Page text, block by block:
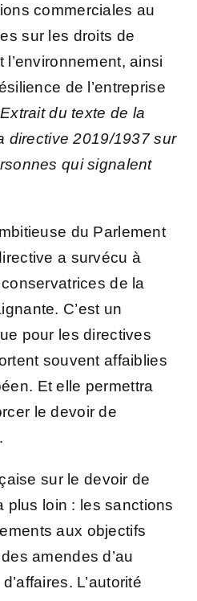
commerciales au
sur les droits de
l’environnement, ainsi
de l’entreprise
Extrait du texte de la
directive 2019/1937 sur
qui signalent
du Parlement
a survécu à
de la
C’est un
pour les directives
souvent affaiblies
Et elle permettra
le devoir de
sur le devoir de
plus loin : les sanctions
aux objectifs
amendes d’au
L’autorité